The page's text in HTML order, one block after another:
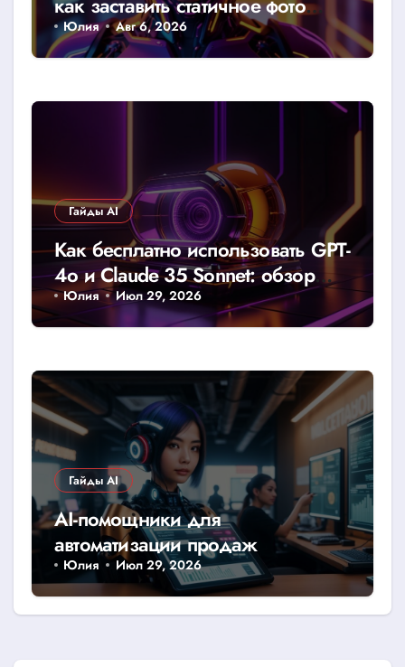
говорить
Юлия Авг 6, 2026
Гайды AI
Как бесплатно использовать GPT-
4o и Claude 35 Sonnet: обзор
доступных лимитов и хаков
Юлия Июл 29, 2026
Гайды AI
AI-помощники для
автоматизации продаж
Юлия Июл 29, 2026